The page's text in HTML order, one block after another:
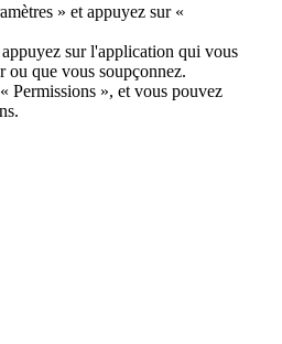
» et appuyez sur «
sur l'application qui vous
ou que vous soupçonnez.
Permissions », et vous pouvez